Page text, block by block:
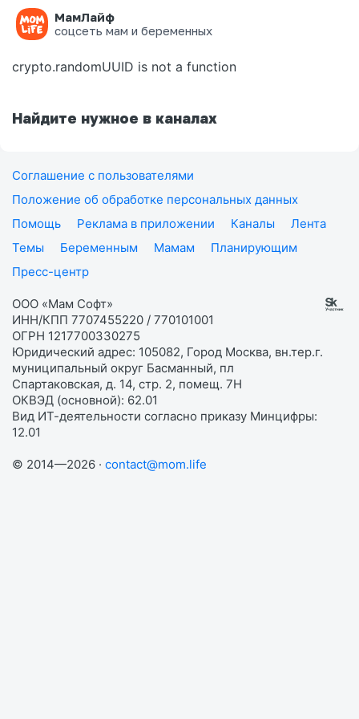
МамЛайф
соцсеть мам и беременных
Ошибка на странице
crypto.randomUUID is not a function
Найдите нужное в каналах
Соглашение с пользователями
Положение об обработке персональных данных
Помощь
Реклама в приложении Каналы
Лента
Темы
Беременным Мамам
Планирующим
Пресс-центр
ООО «Мам Софт»
ИНН/КПП 7707455220 / 770101001
ОГРН 1217700330275
Юридический адрес: 105082, Город Москва, вн.тер.г.
муниципальный округ Басманный, пл
Спартаковская, д. 14, стр. 2, помещ. 7Н
ОКВЭД (основной): 62.01
Вид ИТ-деятельности согласно приказу Минцифры:
12.01
© 2014—2026 · contact@mom.life